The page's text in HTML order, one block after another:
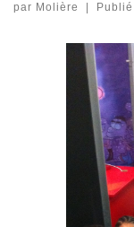
par Molière Publié